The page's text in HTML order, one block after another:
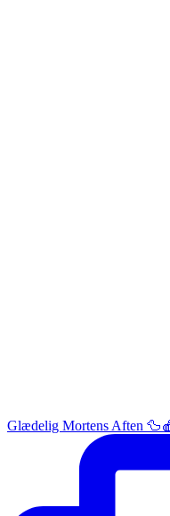
Glædelig Mortens Aften